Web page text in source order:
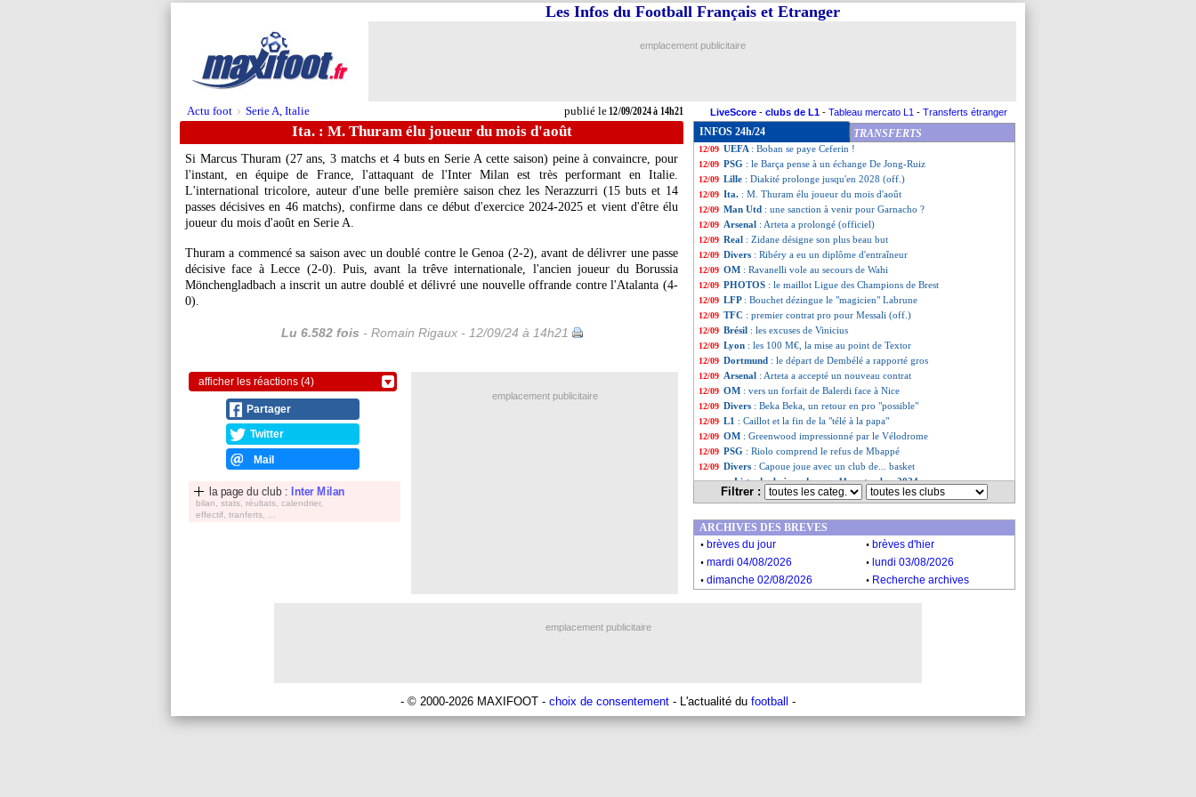
Actu foot > Serie A, Italie publié le12/09/2024 à 14h21
Les Infos du Football Français et Etranger
emplacement publicitaire
LiveScore - clubs de L1 - Tableau mercato L1 - Transferts étranger
Ita. : M. Thuram élu joueur du mois d'août
Si Marcus Thuram(27 ans, 3 matchs et 4 buts en Serie A cette saison) peine à convaincre, pour
l'instant, en équipe de France, l'attaquant de l'Inter Milan est très performant en Italie.
L'international tricolore, auteur d'une belle première saison chez les Nerazzurri (15 buts et 14
passes décisives en 46 matchs), confirme dans ce début d'exercice 2024-2025 et vient d'être élu
joueur du mois d'août en Serie A.
Thuram a commencé sa saison avec un doublé contre le Genoa (2-2), avant de délivrer une passe
décisive face à Lecce (2-0). Puis, avant la trêve internationale, l'ancien joueur du Borussia
Mönchengladbach a inscrit un autre doublé et délivré une nouvelle offrande contre l'Atalanta (4-
0).
Lu 6.582 fois - Romain Rigaux - 12/09/24 à 14h21
afficher les réactions (4)
Partager
Twitter
Mail
la page du club : Inter Milan
bilan, stats, réultats, calendrier,
effectif, tranferts, ...
INFOS 24h/24 TRANSFERTS
12/09 PSG: la LFP demande au club de payer Mbappé !
12/09 Lille: Mukau absent au moins 6 semaines
12/09 Tottenham: Bentancur risque très gros
12/09 Barça: Gavi de retour à l'entraînement
12/09 UEFA : Boban se paye Ceferin !
12/09 PSG : le Barça pense à un échange De Jong-Ruiz
12/09 Lille : Diakité prolonge jusqu'en 2028 (off.)
12/09 Ita. : M. Thuram élu joueur du mois d'août
12/09 Man Utd : une sanction à venir pour Garnacho ?
12/09 Arsenal : Arteta a prolongé (officiel)
12/09 Real : Zidane désigne son plus beau but
12/09 Divers : Ribéry a eu un diplôme d'entraîneur
12/09 OM : Ravanelli vole au secours de Wahi
12/09 PHOTOS : le maillot Ligue des Champions de Brest
12/09 LFP : Bouchet dézingue le "magicien" Labrune
12/09 TFC : premier contrat pro pour Messali (off.)
12/09 Brésil : les excuses de Vinicius
12/09 Lyon : les 100 M€, la mise au point de Textor
12/09 Dortmund : le départ de Dembélé a rapporté gros
12/09 Arsenal : Arteta a accepté un nouveau contrat
12/09 OM : vers un forfait de Balerdi face à Nice
12/09 Divers : Beka Beka, un retour en pro "possible"
12/09 L1 : Caillot et la fin de la "télé à la papa"
12/09 OM : Greenwood impressionné par le Vélodrome
12/09 PSG : Riolo comprend le refus de Mbappé
12/09 Divers : Capoue joue avec un club de... basket
... Liste des brèves du mer. 11 septembre 2024
Liste des brèves du mar. 10 septembre 2024
Filtrer :
emplacement publicitaire
ARCHIVES DES BREVES
. brèves du jour . brèves d'hier
. mardi 04/08/2026 . lundi 03/08/2026
. dimanche 02/08/2026 . Recherche archives
emplacement publicitaire
- © 2000-2026 MAXIFOOT - choix de consentement - L'actualité du football -